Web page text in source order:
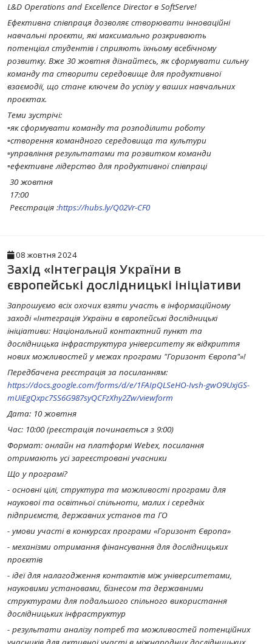
L&D Operations and Excellence Director в SoftServe!
Ефективна співпраця дозволяє створювати інноваційні
навчальні проєкти, які максимально розкривають
потенціал студентів і сприяють їхньому всебічному
розвитку. Вже 30 жовтня дізнайтесь, як сформувати сильну
команду та створити середовище для продуктивної
взаємодії, що стане ключем до успіху у ваших навчальних
проєктах.
Теми зустрічі:
▫️як сформувати команду та розподілити роботу
▫️створення командного середовища та культури
▫️управління результатами та розвитком команди
▫️ефективне лідерство для продуктивної співпраці
30 жовтня
17:00
Реєстрація :https://hubs.ly/Q02Vr-CF0
08 жовтня 2024
Захід «Інтеграція України в
європейські дослідницькі ініціативи
Запрошуємо всіх охочих взяти участь в інформаційному
заході «Інтеграція України в європейські дослідницькі
ініціативи: Національний контактний пункт та
дослідницька інфраструктура університету як відкриття
нових можливостей у межах програми "Горизонт Європа"»!
Передбачена реєстрація за посиланням:
https://docs.google.com/forms/d/e/1FAIpQLSeHO-Ivsh-gwO9UxjGS-
mUiEgQxpc7SS6G987syQCFzXhy2Zw/viewform
Дата: 10 жовтня
Час: 10:00 (реєстрація починається з 9:00)
Формат: онлайн на платформі Webex, посилання
отримають усі зареєстровані учасники
Що у програмі?
- основні цілі, структура та можливості програми для
наукової та освітньої спільноти, малих і середніх
підприємств, державних установ та ГО
- умови участі в конкурсах програми «Горизонт Європа»
- механізми отримання фінансування для дослідницьких
проєктів
- ідеї для налагодження контактів між університетами,
науковими установами, бізнесом та державними
структурами для подальшого спільного використання
дослідницьких інфраструктур
- результати аналізу потреб та можливостей потенційних